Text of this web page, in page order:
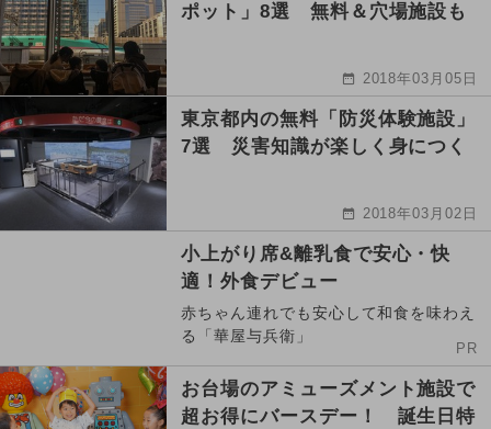
ポット」8選 無料＆穴場施設も
2018年03月05日
東京都内の無料「防災体験施設」
7選 災害知識が楽しく身につく
2018年03月02日
小上がり席&離乳食で安心・快
適！外食デビュー
赤ちゃん連れでも安心して和食を味わえ
る「華屋与兵衛」
PR
お台場のアミューズメント施設で
超お得にバースデー！ 誕生日特